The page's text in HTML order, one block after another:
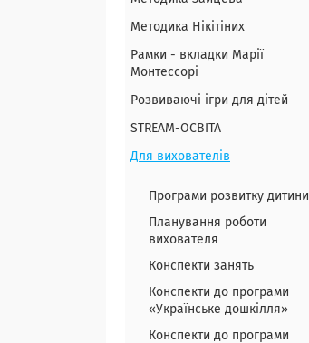
Методика Нікітіних
Рамки - вкладки Марії
Монтессорі
Розвиваючі ігри для дітей
STREAM-ОСВІТА
Для вихователів
Програми розвитку дитини
Планування роботи
вихователя
Конспекти занять
Конспекти до програми
«Українське дошкілля»
Конспекти до програми